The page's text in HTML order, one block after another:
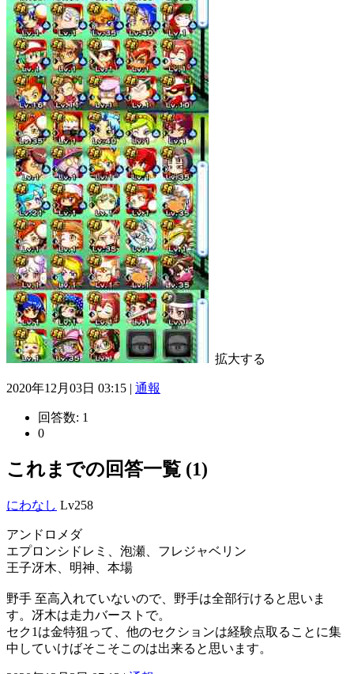
拡大する
2020年12月03日 03:15 | 通報
回答数: 1
0
これまでの回答一覧 (1)
にわなし Lv258
アンドロメダ
エプロンシドレミ、泡瀬、フレジャベリン
王子冴木、明神、本場
野手 至高入れていないので、野手は全部行けると思いま
す。冴木は走力バーストで。
セク1は金特狙って、他のセクションは経験点取ることに集
中していけばそこそこのは出来ると思います。